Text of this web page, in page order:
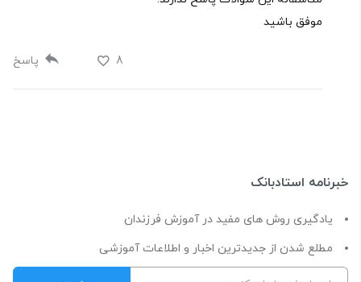
موفق باشید
8 پاسخ
خبرنامه استادبانک
یادگیری روش های مفید در آموزش فرزندان
مطلع شدن از جدیدترین اخبار و اطلاعات آموزشی